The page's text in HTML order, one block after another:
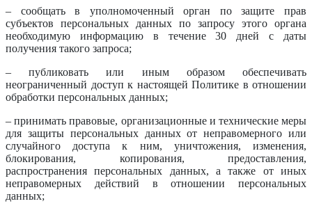
– сообщать в уполномоченный орган по защите прав
субъектов персональных данных по запросу этого органа
необходимую информацию в течение 30 дней с даты
получения такого запроса;
– публиковать или иным образом обеспечивать
неограниченный доступ к настоящей Политике в отношении
обработки персональных данных;
– принимать правовые, организационные и технические меры
для защиты персональных данных от неправомерного или
случайного доступа к ним, уничтожения, изменения,
блокирования, копирования, предоставления,
распространения персональных данных, а также от иных
неправомерных действий в отношении персональных
данных;